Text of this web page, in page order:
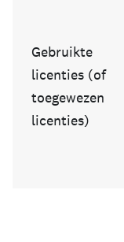
Gebruikte
licenties (of
toegewezen
licenties)